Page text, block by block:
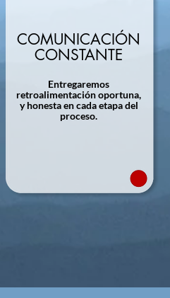
COMUNICACIÓN
CONSTANTE
Entregaremos
retroalimentación oportuna,
y honesta en cada etapa del
proceso.